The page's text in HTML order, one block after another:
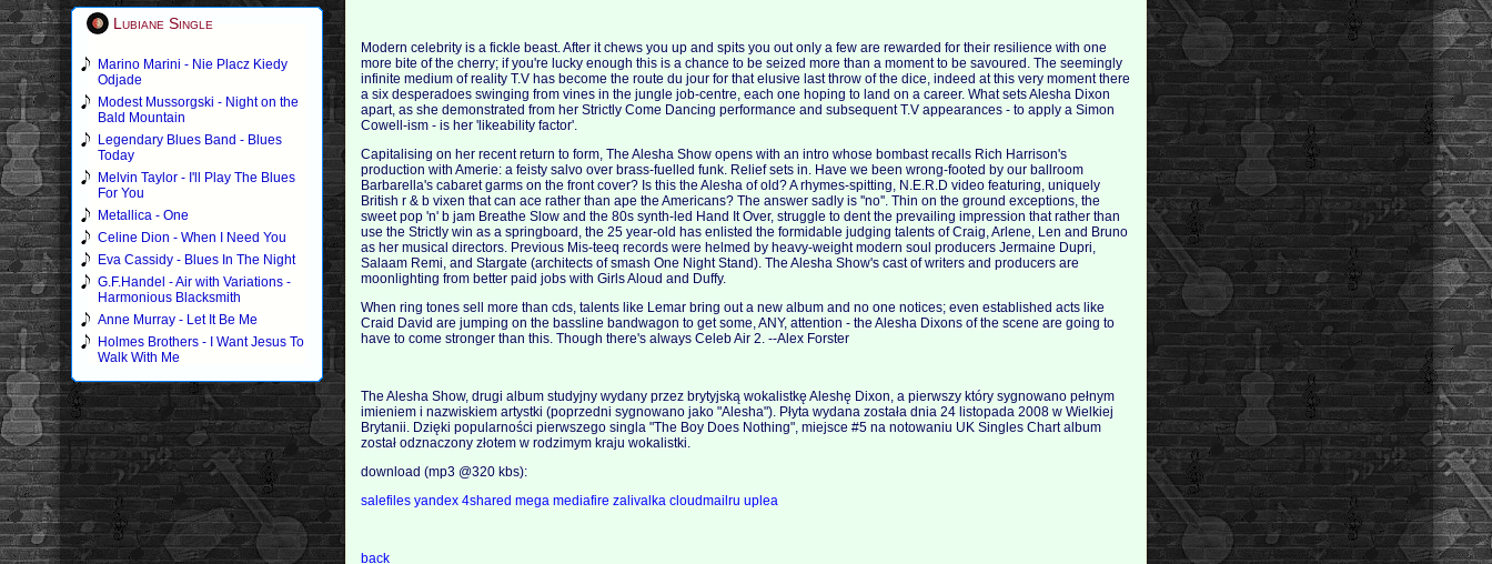
Lubiane Single
Marino Marini - Nie Placz Kiedy
Odjade
Modest Mussorgski - Night on the
Bald Mountain
Legendary Blues Band - Blues
Today
Melvin Taylor - I'll Play The Blues
For You
Metallica - One
Celine Dion - When I Need You
Eva Cassidy - Blues In The Night
G.F.Handel - Air with Variations -
Harmonious Blacksmith
Anne Murray - Let It Be Me
Holmes Brothers - I Want Jesus To
Walk With Me
Modern celebrity is a fickle beast. After it chews you up and spits you out only a few are rewarded for their resilience with one
more bite of the cherry; if you're lucky enough this is a chance to be seized more than a moment to be savoured. The seemingly
infinite medium of reality T.V has become the route du jour for that elusive last throw of the dice, indeed at this very moment there
a six desperadoes swinging from vines in the jungle job-centre, each one hoping to land on a career. What sets Alesha Dixon
apart, as she demonstrated from her Strictly Come Dancing performance and subsequent T.V appearances - to apply a Simon
Cowell-ism - is her 'likeability factor'.
Capitalising on her recent return to form, The Alesha Show opens with an intro whose bombast recalls Rich Harrison's
production with Amerie: a feisty salvo over brass-fuelled funk. Relief sets in. Have we been wrong-footed by our ballroom
Barbarella's cabaret garms on the front cover? Is this the Alesha of old? A rhymes-spitting, N.E.R.D video featuring, uniquely
British r & b vixen that can ace rather than ape the Americans? The answer sadly is ''no''. Thin on the ground exceptions, the
sweet pop 'n' b jam Breathe Slow and the 80s synth-led Hand It Over, struggle to dent the prevailing impression that rather than
use the Strictly win as a springboard, the 25 year-old has enlisted the formidable judging talents of Craig, Arlene, Len and Bruno
as her musical directors. Previous Mis-teeq records were helmed by heavy-weight modern soul producers Jermaine Dupri,
Salaam Remi, and Stargate (architects of smash One Night Stand). The Alesha Show's cast of writers and producers are
moonlighting from better paid jobs with Girls Aloud and Duffy.
When ring tones sell more than cds, talents like Lemar bring out a new album and no one notices; even established acts like
Craid David are jumping on the bassline bandwagon to get some, ANY, attention - the Alesha Dixons of the scene are going to
have to come stronger than this. Though there's always Celeb Air 2. --Alex Forster
The Alesha Show, drugi album studyjny wydany przez brytyjską wokalistkę Aleshę Dixon, a pierwszy który sygnowano pełnym
imieniem i nazwiskiem artystki (poprzedni sygnowano jako "Alesha"). Płyta wydana została dnia 24 listopada 2008 w Wielkiej
Brytanii. Dzięki popularności pierwszego singla "The Boy Does Nothing", miejsce #5 na notowaniu UK Singles Chart album
został odznaczony złotem w rodzimym kraju wokalistki.
download (mp3 @320 kbs):
salefilesyandex4sharedmegamediafire zalivalkacloudmailruuplea
back